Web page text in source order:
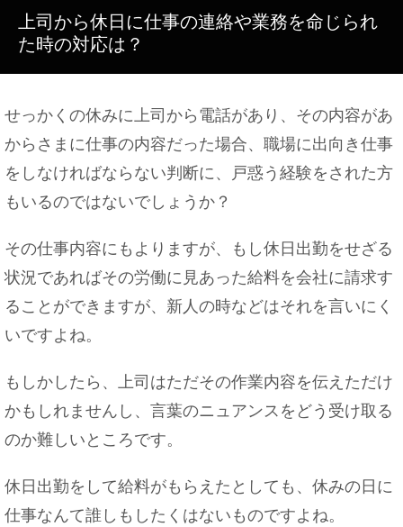
上司から休日に仕事の連絡や業務を命じられ
た時の対応は？
せっかくの休みに上司から電話があり、その内容があ
からさまに仕事の内容だった場合、職場に出向き仕事
をしなければならない判断に、戸惑う経験をされた方
もいるのではないでしょうか？
その仕事内容にもよりますが、もし休日出勤をせざる
状況であればその労働に見あった給料を会社に請求す
ることができますが、新人の時などはそれを言いにく
いですよね。
もしかしたら、上司はただその作業内容を伝えただけ
かもしれませんし、言葉のニュアンスをどう受け取る
のか難しいところです。
休日出勤をして給料がもらえたとしても、休みの日に
仕事なんて誰しもしたくはないものですよね。